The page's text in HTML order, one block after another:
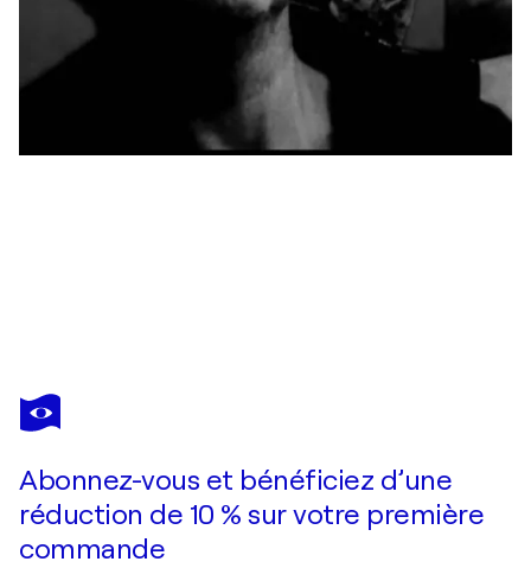
GIANCARLO SINISCALCHI
ATMOSFERE
Abonnez-vous et bénéficiez d’une
réduction de 10 % sur votre première
commande